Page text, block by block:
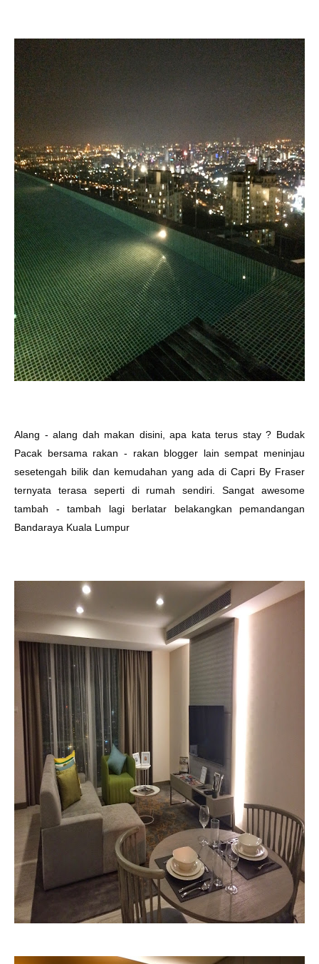
Alang - alang dah makan disini, apa kata terus stay ? Budak
Pacak bersama rakan - rakan blogger lain sempat meninjau
sesetengah bilik dan kemudahan yang ada di Capri By Fraser
ternyata terasa seperti di rumah sendiri. Sangat awesome
tambah - tambah lagi berlatar belakangkan pemandangan
Bandaraya Kuala Lumpur